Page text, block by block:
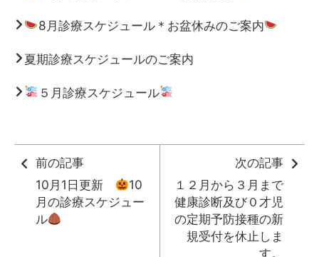
8月診療スケジュール＊お盆休みのご案内
夏期診療スケジュールのご案内
５月診療スケジュール
前の記事
10月1日更新
10
月の診療スケジュー
ル
次の記事
１２月から３月まで
健康診断及び０才児
の定期予防接種の新
規受付を休止しま
す。